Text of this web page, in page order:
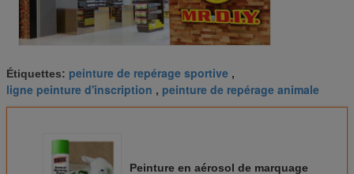
Étiquettes: peinture de repérage sportive ,
ligne peinture d'inscription , peinture de repérage animale
Peinture en aérosol de marquage